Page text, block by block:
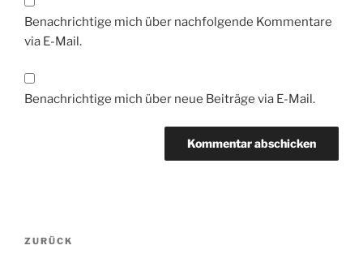
Benachrichtige mich über nachfolgende Kommentare
via E-Mail.
Benachrichtige mich über neue Beiträge via E-Mail.
Beitragsnavigation
Vorheriger
ZURÜCK